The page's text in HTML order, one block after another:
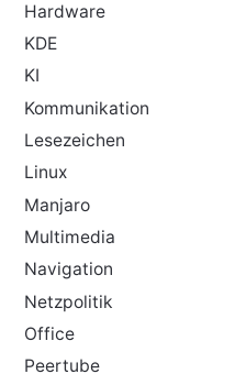
Hardware
KDE
KI
Kommunikation
Lesezeichen
Linux
Manjaro
Multimedia
Navigation
Netzpolitik
Office
Peertube